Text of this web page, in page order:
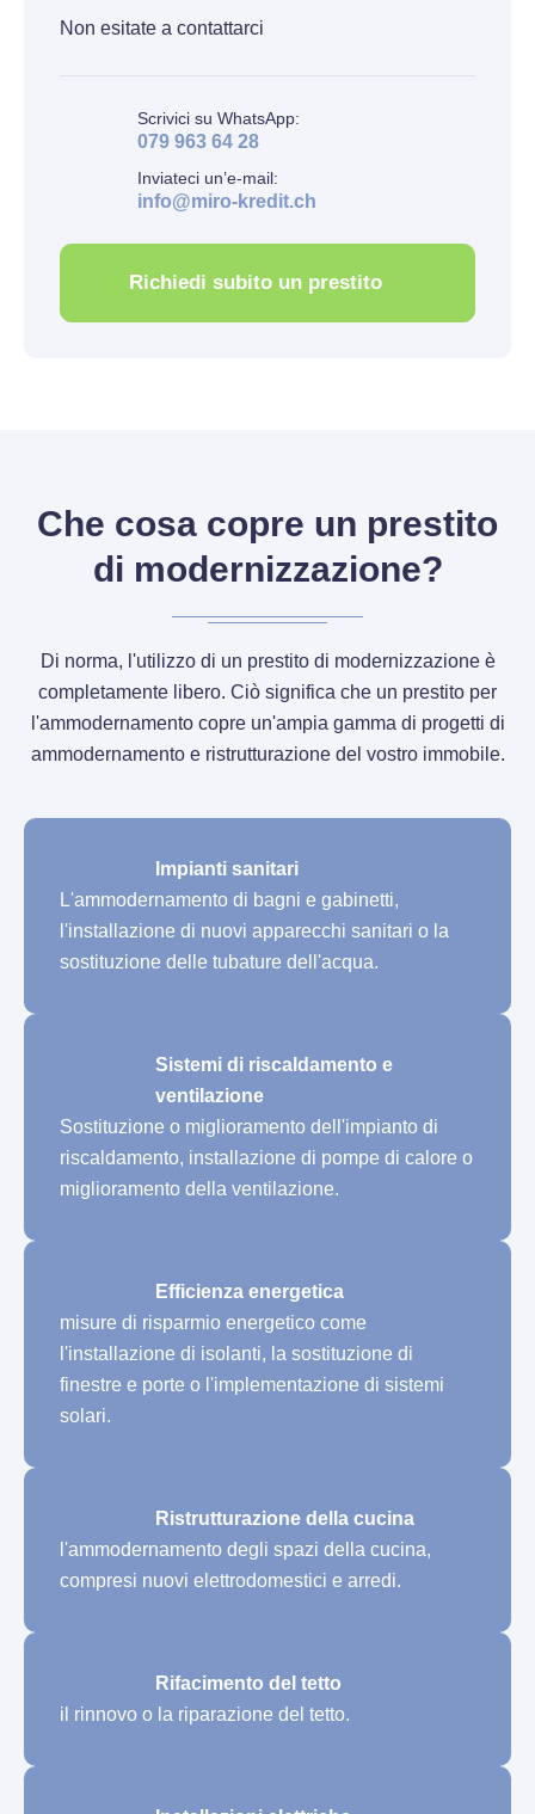
Non esitate a contattarci
Scrivici su WhatsApp:
079 963 64 28
Inviateci un’e-mail:
info@miro-kredit.ch
Richiedi subito un prestito
Che cosa copre un prestito
di modernizzazione?
Di norma, l'utilizzo di un prestito di modernizzazione è
completamente libero. Ciò significa che un prestito per
l'ammodernamento copre un'ampia gamma di progetti di
ammodernamento e ristrutturazione del vostro immobile.
Impianti sanitari
L'ammodernamento di bagni e gabinetti,
l'installazione di nuovi apparecchi sanitari o la
sostituzione delle tubature dell'acqua.
Sistemi di riscaldamento e
ventilazione
Sostituzione o miglioramento dell'impianto di
riscaldamento, installazione di pompe di calore o
miglioramento della ventilazione.
Efficienza energetica
misure di risparmio energetico come
l'installazione di isolanti, la sostituzione di
finestre e porte o l'implementazione di sistemi
solari.
Ristrutturazione della cucina
l'ammodernamento degli spazi della cucina,
compresi nuovi elettrodomestici e arredi.
Rifacimento del tetto
il rinnovo o la riparazione del tetto.